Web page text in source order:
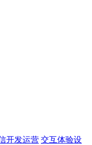
开发运营 交互体验设